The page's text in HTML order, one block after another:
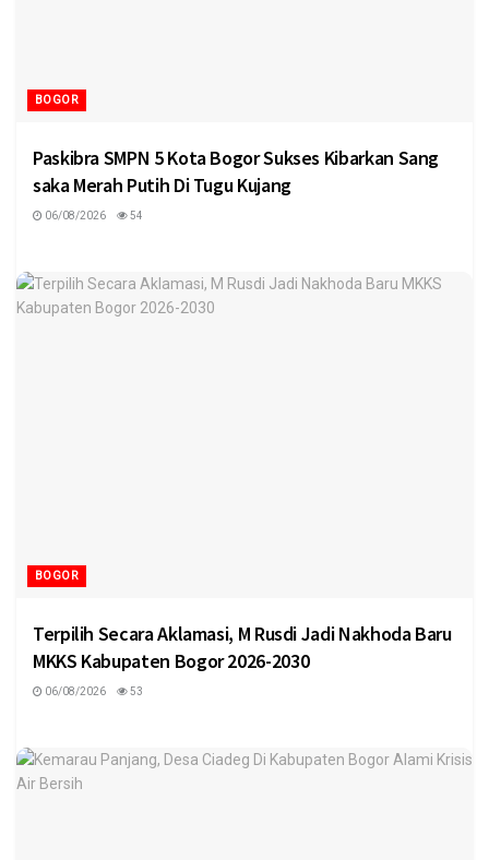
BOGOR
Paskibra SMPN 5 Kota Bogor Sukses Kibarkan Sang
saka Merah Putih Di Tugu Kujang
06/08/2026 54
BOGOR
Terpilih Secara Aklamasi, M Rusdi Jadi Nakhoda Baru
MKKS Kabupaten Bogor 2026-2030
06/08/2026 53